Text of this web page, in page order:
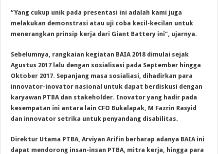
“Yang cukup unik pada presentasi ini adalah kami juga
melakukan demonstrasi atau uji coba kecil-kecilan untuk
menerangkan prinsip kerja dari Giant Battery ini”, ujarnya.
Sebelumnya, rangkaian kegiatan BAIA 2018 dimulai sejak
Agustus 2017 lalu dengan sosialisasi pada September hingga
Oktober 2017. Sepanjang masa sosialiasi, dihadirkan para
innovator-inovator nasional untuk dapat berdiskusi dengan
karyawan PTBA dan stakeholder. Inovator yang hadir pada
kesempatan ini antara lain CFO Bukalapak, M Fazrin Rasyid
dan innovator setrika untuk penyandang disabilitas.
Direktur Utama PTBA, Arviyan Arifin berharap adanya BAIA ini
dapat mendorong insan-insan PTBA, mitra kerja, hingga para